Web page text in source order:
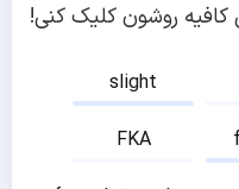
کافیه روشون کلیک کنی!
slight
FKA